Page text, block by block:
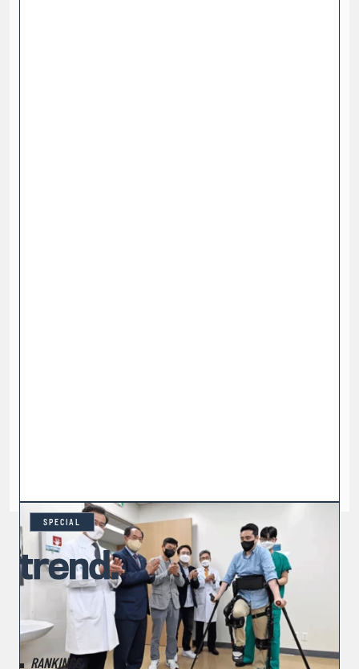
SPECIAL
RANKINGS